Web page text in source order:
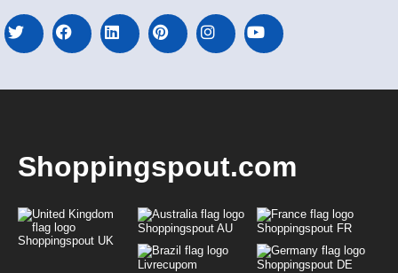
Shoppingspout.com
Shoppingspout UK
Shoppingspout AU Shoppingspout FR
Livrecupom Shoppingspout DE